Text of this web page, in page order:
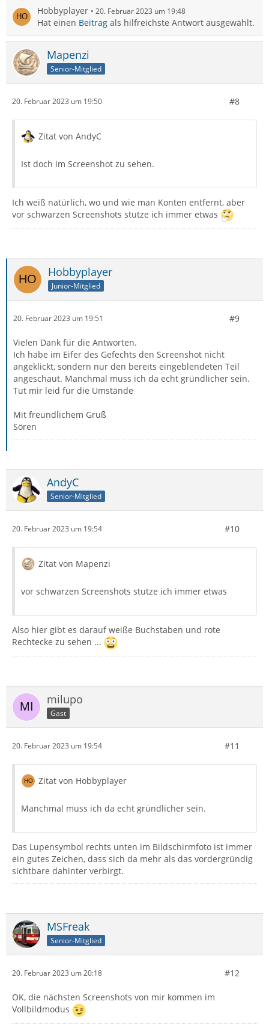
Hobbyplayer 20. Februar 2023 um 19:48
Hat einen Beitrag als hilfreichste Antwort ausgewählt.
Mapenzi
Senior-Mitglied
20. Februar 2023 um 19:50 #8
Zitat von AndyC
Ist doch im Screenshot zu sehen.
Ich weiß natürlich, wo und wie man Konten entfernt, aber
vor schwarzen Screenshots stutze ich immer etwas
Hobbyplayer
Junior-Mitglied
20. Februar 2023 um 19:51 #9
Vielen Dank für die Antworten.
Ich habe im Eifer des Gefechts den Screenshot nicht
angeklickt, sondern nur den bereits eingeblendeten Teil
angeschaut. Manchmal muss ich da echt gründlicher sein.
Tut mir leid für die Umstände
Mit freundlichem Gruß
Sören
AndyC
Senior-Mitglied
20. Februar 2023 um 19:54 #10
Zitat von Mapenzi
vor schwarzen Screenshots stutze ich immer etwas
Also hier gibt es darauf weiße Buchstaben und rote
Rechtecke zu sehen ...
milupo
Gast
20. Februar 2023 um 19:54 #11
Zitat von Hobbyplayer
Manchmal muss ich da echt gründlicher sein.
Das Lupensymbol rechts unten im Bildschirmfoto ist immer
ein gutes Zeichen, dass sich da mehr als das vordergründig
sichtbare dahinter verbirgt.
MSFreak
Senior-Mitglied
20. Februar 2023 um 20:18 #12
OK, die nächsten Screenshots von mir kommen im
Vollbildmodus